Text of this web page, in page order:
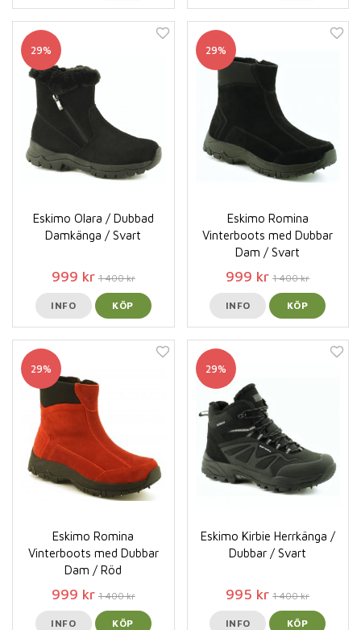
29%
Eskimo Olara / Dubbad
Damkänga / Svart
999 kr 1 400 kr
INFO KÖP
29%
Eskimo Romina
Vinterboots med Dubbar
Dam / Svart
999 kr 1 400 kr
INFO KÖP
29%
Eskimo Romina
Vinterboots med Dubbar
Dam / Röd
999 kr 1 400 kr
INFO KÖP
29%
Eskimo Kirbie Herrkänga /
Dubbar / Svart
995 kr 1 400 kr
INFO KÖP